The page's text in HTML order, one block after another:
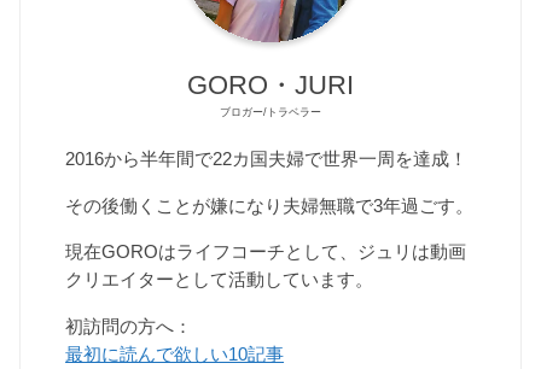
GORO・JURI
ブロガー/トラベラー
2016から半年間で22カ国夫婦で世界一周を達成！
その後働くことが嫌になり夫婦無職で3年過ごす。
現在GOROはライフコーチとして、ジュリは動画
クリエイターとして活動しています。
初訪問の方へ：
最初に読んで欲しい10記事